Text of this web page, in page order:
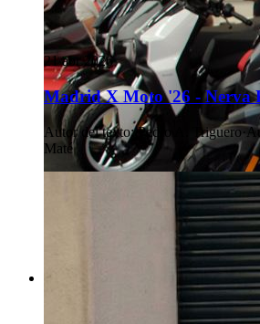
21 abr 2026
Madrid X Moto '26 - Nerva
Autor del texto: Pedro A. Triguero·
Maté